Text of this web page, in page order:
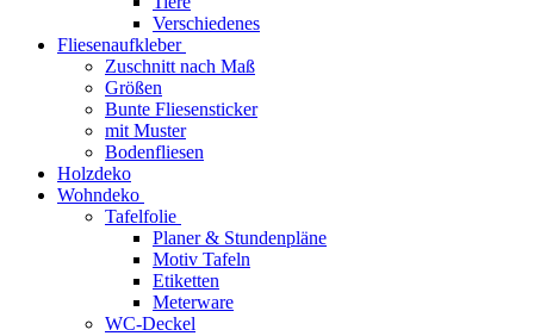
Verschiedenes
Fliesenaufkleber
Zuschnitt nach Maß
Größen
Bunte Fliesensticker
mit Muster
Bodenfliesen
Holzdeko
Wohndeko
Tafelfolie
Planer & Stundenpläne
Motiv Tafeln
Etiketten
Meterware
WC-Deckel